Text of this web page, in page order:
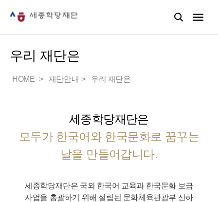
우리 재단은
HOME 재단안내 우리 재단은
세종학당재단은
모두가 한국어와 한국문화로 꿈꾸는
날을 만들어갑니다.
세종학당재단은 국외 한국어 교육과 한국문화 보급
사업을 총괄하기 위해 설립된 문화체육관광부 산하